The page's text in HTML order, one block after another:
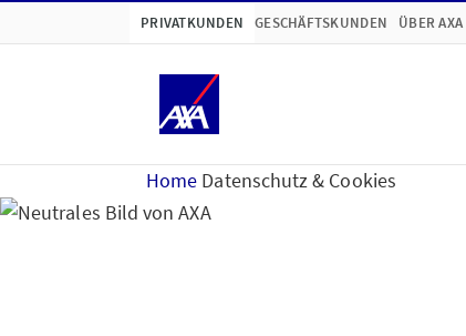
PRIVATKUNDEN GESCHÄFTSKUNDEN ÜBER AXA
Home Datenschutz & Cookies